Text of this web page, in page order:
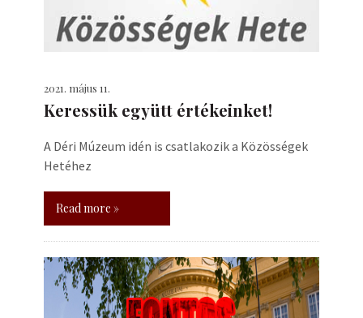
2021. május 11.
Keressük együtt értékeinket!
A Déri Múzeum idén is csatlakozik a Közösségek
Hetéhez
Read more »